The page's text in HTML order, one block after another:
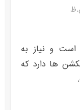
و نیاز به
ها دارد که